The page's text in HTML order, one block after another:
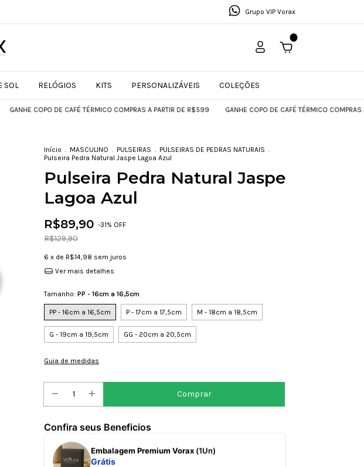
Grupo VIP Vorax
SOL RELÓGIOS KITS PERSONALIZÁVEIS COLEÇÕES
DE CAFÉ TÉRMICO COMPRAS A PARTIR DE R$599 GANHE COPO DE CAFÉ TÉRMICO COMPRAS A PARTIR
Início . MASCULINO . PULSEIRAS . PULSEIRAS DE PEDRAS NATURAIS .
Pulseira Pedra Natural Jaspe Lagoa Azul
Pulseira Pedra Natural Jaspe
Lagoa Azul
R$89,90 -31% OFF
R$129,90
6 x de R$14,98 sem juros
Ver mais detalhes
Tamanho: PP - 16cm a 16,5cm
PP - 16cm a 16,5cm P - 17cm a 17,5cm M - 18cm a 18,5cm
G - 19cm a 19,5cm GG - 20cm a 20,5cm
Guia de medidas
Confira seus Beneficios
Embalagem Premium Vorax (1Un)
Grátis